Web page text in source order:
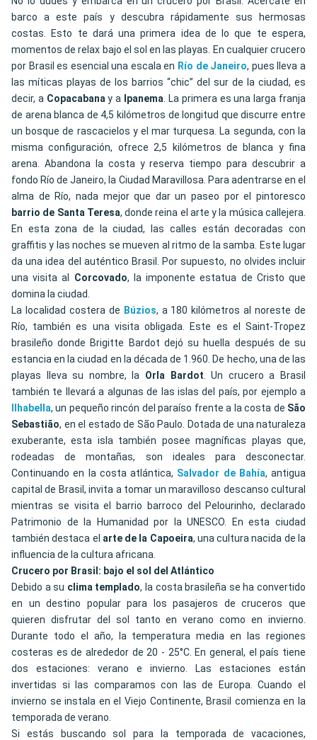
barco a este país y descubra rápidamente sus hermosas
costas. Esto te dará una primera idea de lo que te espera,
momentos de relax bajo el sol en las playas. En cualquier crucero
por Brasil es esencial una escala en Río de Janeiro, pues lleva a
las míticas playas de los barrios “chic” del sur de la ciudad, es
decir, a Copacabanay a Ipanema. La primera es una larga franja
de arena blanca de 4,5 kilómetros de longitud que discurre entre
un bosque de rascacielos y el mar turquesa. La segunda, con la
misma configuración, ofrece 2,5 kilómetros de blanca y fina
arena. Abandona la costa y reserva tiempo para descubrir a
fondo Río de Janeiro, la Ciudad Maravillosa. Para adentrarse en el
alma de Río, nada mejor que dar un paseo por el pintoresco
barrio de Santa Teresa, donde reina el arte y la música callejera.
En esta zona de la ciudad, las calles están decoradas con
graffitis y las noches se mueven al ritmo de la samba. Este lugar
da una idea del auténtico Brasil. Por supuesto, no olvides incluir
una visita al Corcovado, la imponente estatua de Cristo que
domina la ciudad.
La localidad costera de Búzios, a 180 kilómetros al noreste de
Río, también es una visita obligada. Este es el Saint-Tropez
brasileño donde Brigitte Bardot dejó su huella después de su
estancia en la ciudad en la década de 1.960. De hecho, una de las
playas lleva su nombre, la Orla Bardot. Un crucero a Brasil
también te llevará a algunas de las islas del país, por ejemplo a
Ilhabella, un pequeño rincón del paraíso frente a la costa de São
Sebastião, en el estado de São Paulo. Dotada de una naturaleza
exuberante, esta isla también posee magníficas playas que,
rodeadas de montañas, son ideales para desconectar.
Continuando en la costa atlántica, Salvador de Bahía, antigua
capital de Brasil, invita a tomar un maravilloso descanso cultural
mientras se visita el barrio barroco del Pelourinho, declarado
Patrimonio de la Humanidad por la UNESCO. En esta ciudad
también destaca el arte de la Capoeira, una cultura nacida de la
influencia de la cultura africana.
Crucero por Brasil: bajo el sol del Atlántico
Debido a su clima templado, la costa brasileña se ha convertido
en un destino popular para los pasajeros de cruceros que
quieren disfrutar del sol tanto en verano como en invierno.
Durante todo el año, la temperatura media en las regiones
costeras es de alrededor de 20 - 25°C. En general, el país tiene
dos estaciones: verano e invierno. Las estaciones están
invertidas si las comparamos con las de Europa. Cuando el
invierno se instala en el Viejo Continente, Brasil comienza en la
temporada de verano.
Si estás buscando sol para la temporada de vacaciones,